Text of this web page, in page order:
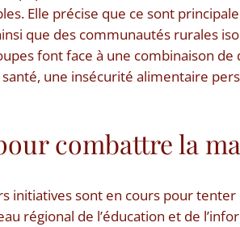
Elle précise que ce sont
que des communautés rurales
font face à une combinaison
une insécurité alimentaire
combattre la
initiatives sont en cours pour
régional de l’éducation et de